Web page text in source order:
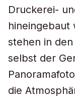
Druckerei-
hineingebaut
stehen in
selbst der
die